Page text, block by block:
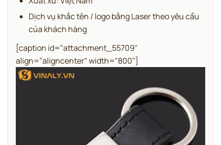
Dịch vụ khắc tên / logo bằng Laser theo yêu cầu
của khách hàng
[caption id="attachment_55709"
align="aligncenter" width="800"]